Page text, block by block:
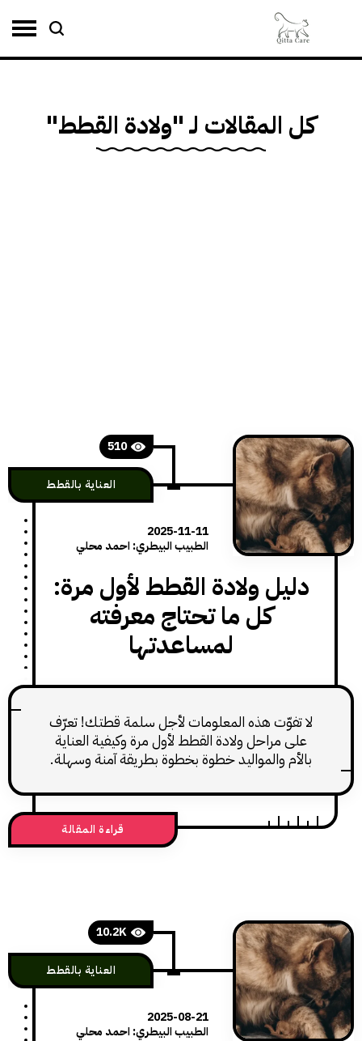
المقالات لـ "ولادة القطط"
510
العناية بالقطط
2025-11-11
الطبيب البيطري: احمد محلي
ولادة القطط لأول مرة:
كل ما تحتاج معرفته
لمساعدتها
هذه المعلومات لأجل سلمة قطتك! تعرّف
مراحل ولادة القطط لأول مرة وكيفية العناية
والمواليد خطوة بخطوة بطريقة آمنة وسهلة.
قراءة المقالة
10.2K
العناية بالقطط
2025-08-21
الطبيب البيطري: احمد محلي